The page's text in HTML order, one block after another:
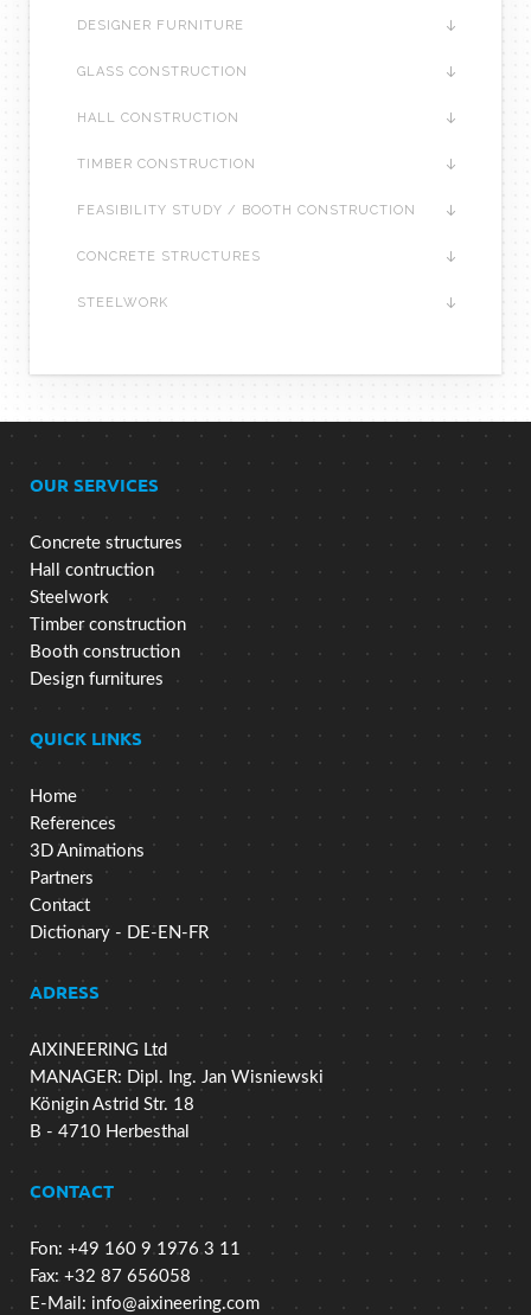
DESIGNER FURNITURE
GLASS CONSTRUCTION
HALL CONSTRUCTION
TIMBER CONSTRUCTION
FEASIBILITY STUDY / BOOTH CONSTRUCTION
CONCRETE STRUCTURES
STEELWORK
OUR SERVICES
Concrete structures
Hall contruction
Steelwork
Timber construction
Booth construction
Design furnitures
QUICK LINKS
Home
References
3D Animations
Partners
Contact
Dictionary - DE-EN-FR
ADRESS
AIXINEERING Ltd
MANAGER: Dipl. Ing. Jan Wisniewski
Königin Astrid Str. 18
B - 4710 Herbesthal
CONTACT
Fon: +49 160 9 1976 3 11
Fax: +32 87 656058
E-Mail: info@aixineering.com